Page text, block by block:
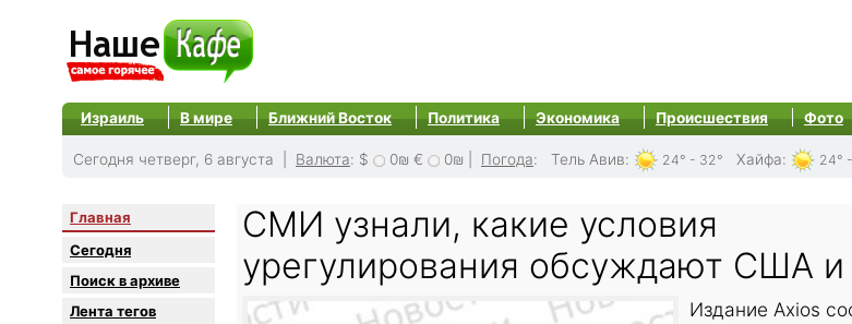
Израиль В мире Ближний Восток Политика Экономика Происшествия Фото
Сегодня четверг, 6 августа | Валюта: $ 0₪ € 0₪ Погода: Тель Авив: 24° - 32° Хайфа: 24°
Главная
Сегодня
Поиск в архиве
Лента тегов
СМИ узнали, какие условия
урегулирования обсуждают США
Издание Axios